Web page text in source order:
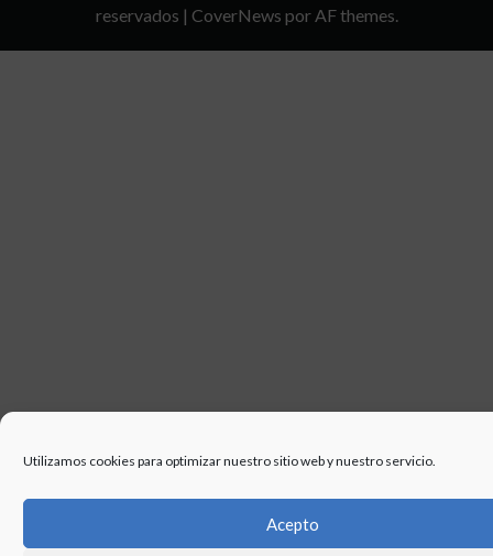
Utilizamos cookies para optimizar nuestro sitio web y nuestro servicio.
Acepto
CONDICIONES
reservados | CoverNews por AF themes.